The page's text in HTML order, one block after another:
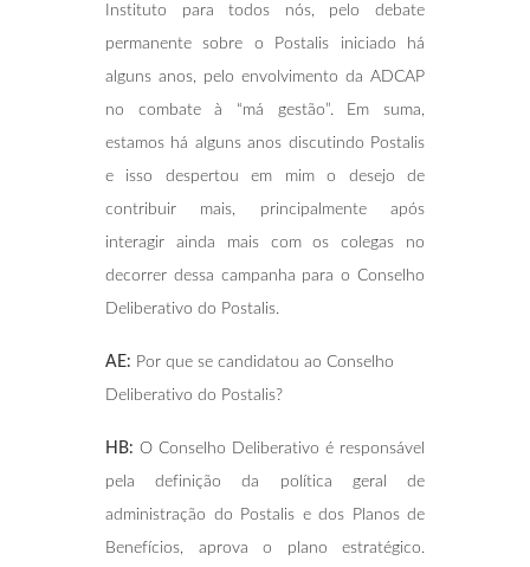
Instituto para todos nós, pelo debate
permanente sobre o Postalis iniciado há
alguns anos, pelo envolvimento da ADCAP
no combate à “má gestão”. Em suma,
estamos há alguns anos discutindo Postalis
e isso despertou em mim o desejo de
contribuir mais, principalmente após
interagir ainda mais com os colegas no
decorrer dessa campanha para o Conselho
Deliberativo do Postalis.
AE: Por que se candidatou ao Conselho
Deliberativo do Postalis?
HB: O Conselho Deliberativo é responsável
pela definição da política geral de
administração do Postalis e dos Planos de
Benefícios, aprova o plano estratégico.